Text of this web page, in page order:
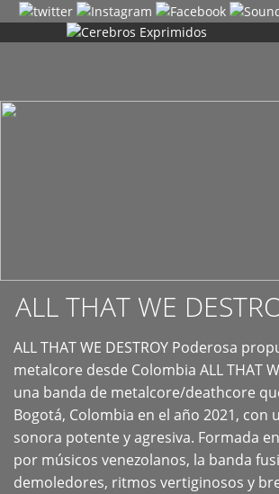
ALL THAT WE
ALL THAT WE DESTROY Poderosa
metalcore desde Colombia ALL THAT
una banda de metalcore/deathcore
Bogotá, Colombia en el año 2021, con
sonora potente y agresiva. Formada
por músicos venezolanos, la banda
demoledores, ritmos vertiginosos y
+